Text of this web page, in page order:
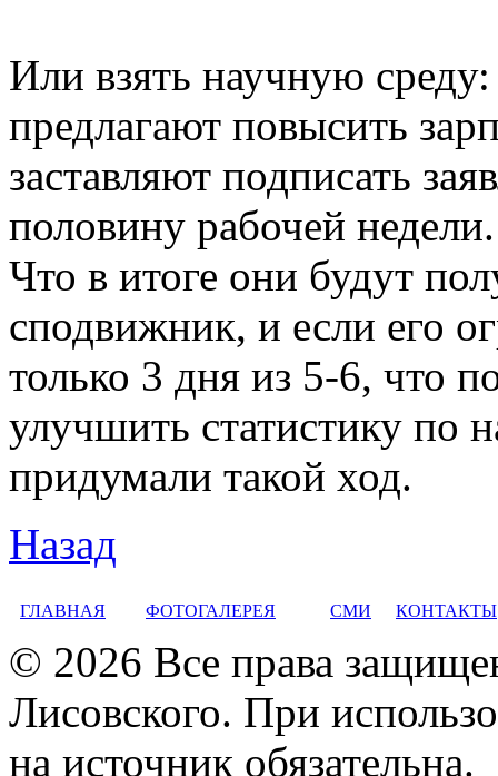
Или взять научную
предлагают повысить
заставляют подписать
половину рабочей
Что в итоге они будут
сподвижник, и если его
только 3 дня из 5-6, что
улучшить статистику по
придумали такой ход.
Назад
ГЛАВНАЯ ФОТОГАЛЕРЕЯ СМИ КОНТАКТЫ
© 2026 Все права
Лисовского. При
на источник обязательна.